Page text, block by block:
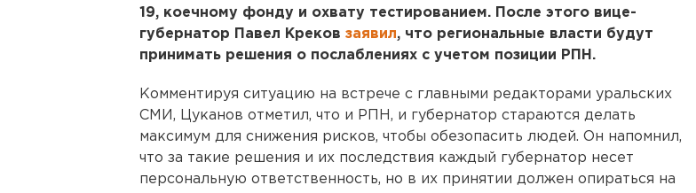
19, коечному фонду и охвату тестированием. После этого вице-
губернатор Павел Креков заявил, что региональные власти будут
принимать решения о послаблениях с учетом позиции РПН.
Комментируя ситуацию на встрече с главными редакторами уральских
СМИ, Цуканов отметил, что и РПН, и губернатор стараются делать
максимум для снижения рисков, чтобы обезопасить людей. Он напомнил,
что за такие решения и их последствия каждый губернатор несет
персональную ответственность, но в их принятии должен опираться на